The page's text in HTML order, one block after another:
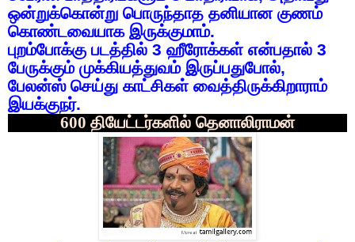
ஒன்றுக்கொன்று பொருந்தாத தனியான குணம்
கொண்டவையாக இருக்குமாம்.
புறம்போக்கு படத்தில் 3 ஹீரோக்கள் என்பதால் 3
பேருக்கும் முக்கியத்துவம் இருப்பதுபோல்,
பேலன்ஸ் செய்து காட்சிகள் வைத்திருக்கிறாராம்
இயக்குநர்.
600 தியேட்டர்களில் தெனாலிராமன்